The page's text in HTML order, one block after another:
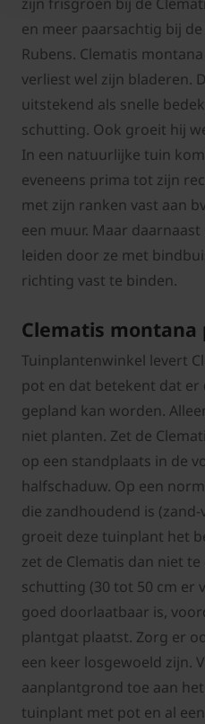
en meer paarsachtig bij
Rubens. Clematis
verliest wel zijn bladeren.
uitstekend als snelle
schutting. Ook groeit hij
In een natuurlijke tuin
eveneens prima tot zijn
met zijn ranken vast aan
een muur. Maar
leiden door ze met
richting vast te binden.
Clematis montana
Tuinplantenwinkel levert
pot en dat betekent dat er
gepland kan worden.
niet planten. Zet de
op een standplaats in de
halfschaduw. Op een
die zandhoudend is
groeit deze tuinplant het
zet de Clematis dan niet
schutting (30 tot 50 cm er
goed doorlaatbaar is,
plantgat plaatst. Zorg er
een keer losgewoeld zijn.
aanplantgrond toe aan
tuinplant met pot en al